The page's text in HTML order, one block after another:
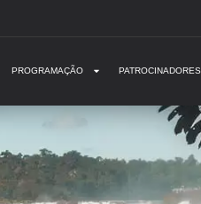
PROGRAMAÇÃO PATROCINADORES